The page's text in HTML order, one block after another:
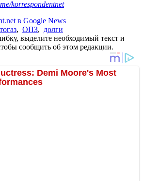
korrespondentnet
в Google News
, ОПЗ, долги
выделите необходимый текст и
сообщить об этом редакции.